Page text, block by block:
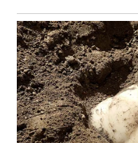
WN
BEKASI
WN
BOGOR
WN
DEPOK